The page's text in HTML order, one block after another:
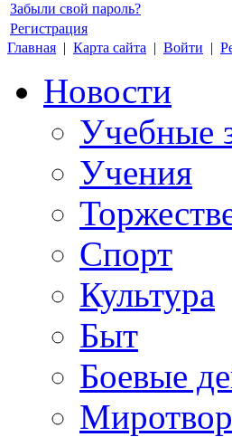
Забыли свой пароль?
Регистрация
Главная | Карта сайта | Войти |
Новости
Учебные
Учения
Спорт
Культура
Быт
Боевые